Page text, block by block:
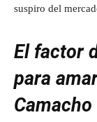
suspiro del
El factor
para
Camacho